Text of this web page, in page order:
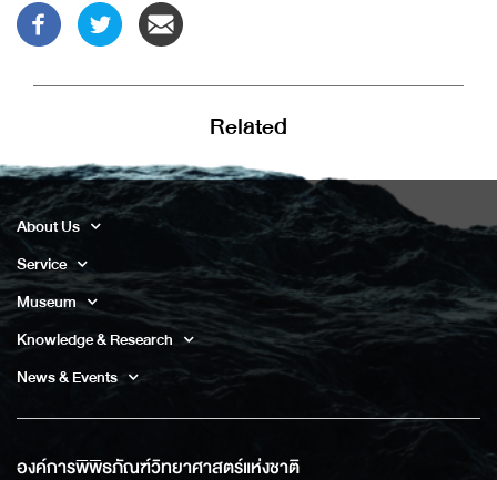
Related
About Us
Service
Museum
Knowledge & Research
News & Events
องค์การพิพิธภัณฑ์วิทยาศาสตร์แห่งชาติ